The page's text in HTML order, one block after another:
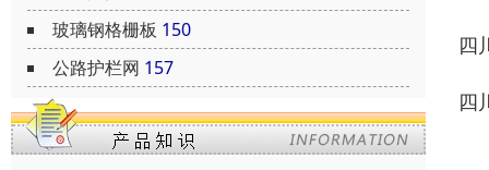
玻璃钢格栅板 150
公路护栏网 157
四
四